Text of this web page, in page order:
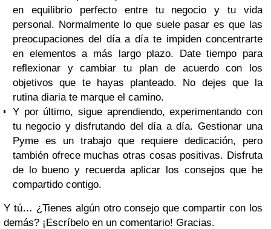
en equilibrio perfecto entre tu negocio y tu vida
personal. Normalmente lo que suele pasar es que las
preocupaciones del día a día te impiden concentrarte
en elementos a más largo plazo. Date tiempo para
reflexionar y cambiar tu plan de acuerdo con los
objetivos que te hayas planteado. No dejes que la
rutina diaria te marque el camino.
Y por último, sigue aprendiendo, experimentando con
tu negocio y disfrutando del día a día. Gestionar una
Pyme es un trabajo que requiere dedicación, pero
también ofrece muchas otras cosas positivas. Disfruta
de lo bueno y recuerda aplicar los consejos que he
compartido contigo.
Y tú… ¿Tienes algún otro consejo que compartir con los
demás? ¡Escríbelo en un comentario! Gracias.